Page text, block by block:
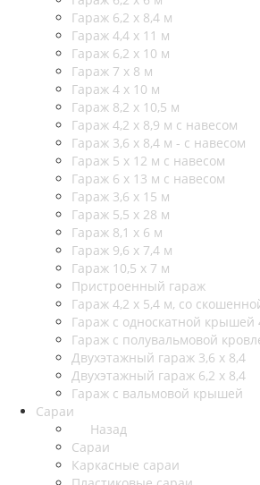
Гараж 6,2 х 8,4 м
Гараж 4,4 х 11 м
Гараж 6,2 х 10 м
Гараж 7 х 8 м
Гараж 4 х 10 м
Гараж 8,2 х 10,5 м
Гараж 4,2 х 8,9 м с навесом
Гараж 3,6 х 8,4 м - с навесом
Гараж 5 х 12 м с навесом
Гараж 6 х 13 м с навесом
Гараж 3,6 х 15 м
Гараж 5,5 х 28 м
Гараж 8,1 х 6 м
Гараж 9,6 х 7,4 м
Гараж 10,5 х 7 м
Пристроенный гараж
Гараж 4,2 х 5,4 м, со
Гараж с односкатной крышей
Гараж с полувальмовой
Двухэтажный гараж 3,6 х 8,4
Двухэтажный гараж 6,2 х 8,4
Гараж с вальмовой крышей
Сараи
Назад
Сараи
Каркасные сараи